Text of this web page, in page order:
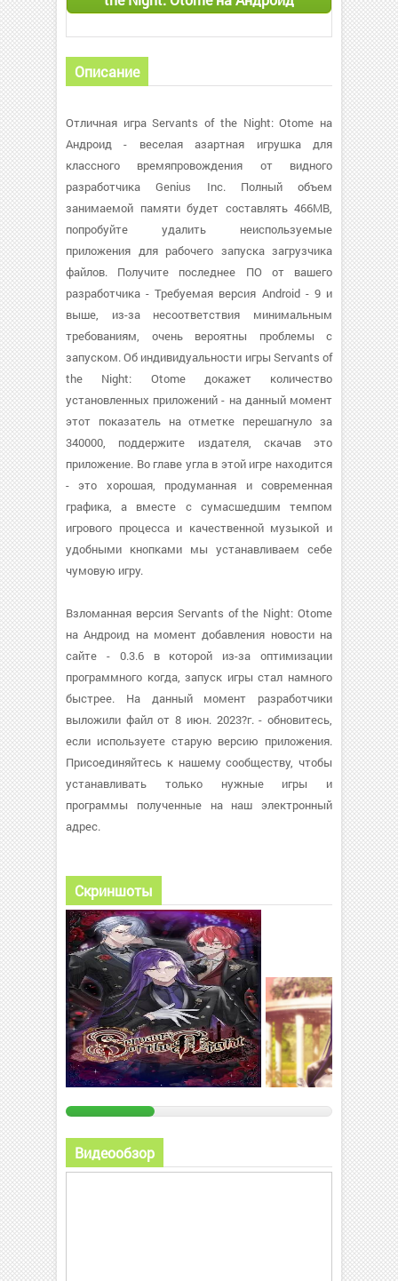
Описание
Отличная игра Servants of the Night: Otome на
Андроид - веселая азартная игрушка для
классного времяпровождения от видного
разработчика Genius Inc. Полный объем
занимаемой памяти будет составлять 466MB,
попробуйте удалить неиспользуемые
приложения для рабочего запуска загрузчика
файлов. Получите последнее ПО от вашего
разработчика - Требуемая версия Android - 9 и
выше, из-за несоответствия минимальным
требованиям, очень вероятны проблемы с
запуском. Об индивидуальности игры Servants of
the Night: Otome докажет количество
установленных приложений - на данный момент
этот показатель на отметке перешагнуло за
340000, поддержите издателя, скачав это
приложение. Во главе угла в этой игре находится
- это хорошая, продуманная и современная
графика, а вместе с сумасшедшим темпом
игрового процесса и качественной музыкой и
удобными кнопками мы устанавливаем себе
чумовую игру.
Взломанная версия Servants of the Night: Otome
на Андроид на момент добавления новости на
сайте - 0.3.6 в которой из-за оптимизации
программного когда, запуск игры стал намного
быстрее. На данный момент разработчики
выложили файл от 8 июн. 2023?г. - обновитесь,
если используете старую версию приложения.
Присоединяйтесь к нашему сообществу, чтобы
устанавливать только нужные игры и
программы полученные на наш электронный
адрес.
Скриншоты
Видеообзор